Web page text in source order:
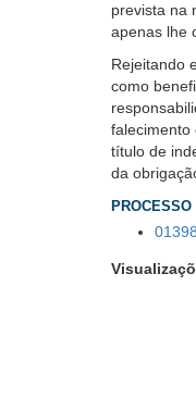
de
para
pessoas
baixa
visão.
prevista na
apenas lhe
Rejeitando
como
falecimento
título de
da
PROCESSO